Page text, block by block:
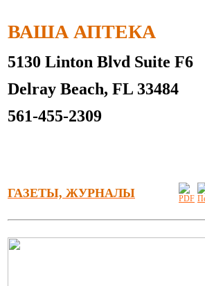
ВАША АПТЕКА
5130 Linton Blvd Suite F6
Delray Beach, FL 33484
561-455-2309
ГАЗЕТЫ, ЖУРНАЛЫ